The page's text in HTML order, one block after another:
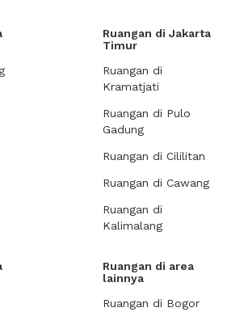
Ruangan di Jakarta
Timur
Ruangan di
Kramatjati
Ruangan di Pulo
Gadung
Ruangan di Cililitan
Ruangan di Cawang
Ruangan di
Kalimalang
Ruangan di area
lainnya
Ruangan di Bogor